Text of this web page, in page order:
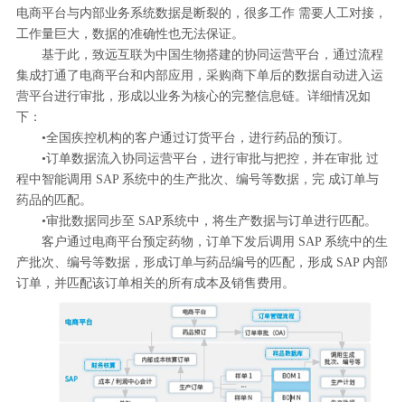
电商平台与内部业务系统数据是断裂的，很多工作 需要人工对接，
工作量巨大，数据的准确性也无法保证。
基于此，致远互联为中国生物搭建的协同运营平台，通过流程
集成打通了电商平台和内部应用，采购商下单后的数据自动进入运
营平台进行审批，形成以业务为核心的完整信息链。详细情况如
下：
•全国疾控机构的客户通过订货平台，进行药品的预订。
•订单数据流入协同运营平台，进行审批与把控，并在审批 过
程中智能调用 SAP 系统中的生产批次、编号等数据，完 成订单与
药品的匹配。
•审批数据同步至 SAP系统中，将生产数据与订单进行匹配。
客户通过电商平台预定药物，订单下发后调用 SAP 系统中的生
产批次、编号等数据，形成订单与药品编号的匹配，形成 SAP 内部
订单，并匹配该订单相关的所有成本及销售费用。